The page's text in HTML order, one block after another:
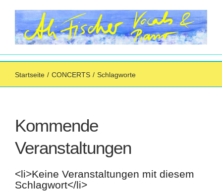
Inhalt
springen
Startseite / CONCERTS / Schlagworte
Kommende
Veranstaltungen
<li>Keine Veranstaltungen mit diesem
Schlagwort</li>